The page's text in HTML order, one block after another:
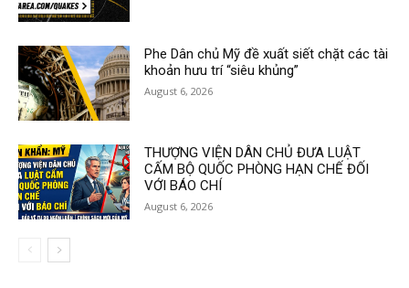
Phe Dân chủ Mỹ đề xuất siết chặt các tài
khoản hưu trí “siêu khủng”
August 6, 2026
THƯỢNG VIỆN DÂN CHỦ ĐƯA LUẬT
CẤM BỘ QUỐC PHÒNG HẠN CHẾ ĐỐI
VỚI BÁO CHÍ
August 6, 2026